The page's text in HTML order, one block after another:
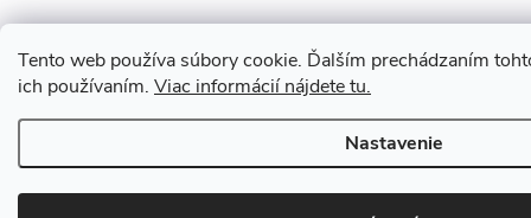
Tento web používa súbory cookie. Ďalším prechádzaním
ich používaním. Viac informácií nájdete tu.
Nastavenie